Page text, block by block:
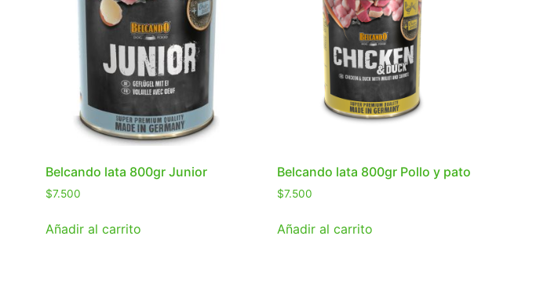
Belcando lata 800gr Junior
$7.500
Añadir al carrito
Belcando lata 800gr Pollo y pato
$7.500
Añadir al carrito